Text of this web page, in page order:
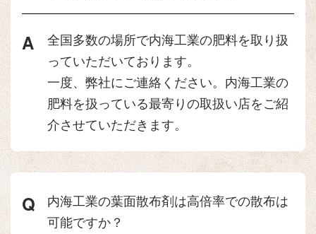
全国多数の場所で内海工業の肥料を取り扱
っていただいております。
一度、弊社にご連絡ください。内海工業の
肥料を扱っている最寄りの取扱い店をご紹
介させていただきます。
内海工業の葉面散布剤は高倍率での散布は
可能ですか？